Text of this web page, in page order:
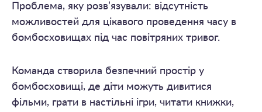
Проблема, яку розв’язували: відсутність
можливостей для цікавого проведення часу в
бомбосховищах під час повітряних тривог.
Команда створила безпечний простір у
бомбосховищі, де діти можуть дивитися
фільми, грати в настільні ігри, читати книжки,